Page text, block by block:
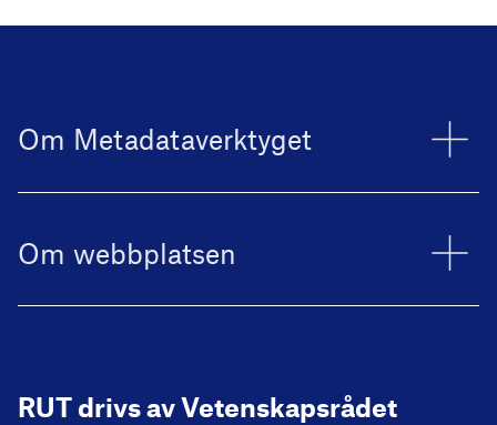
Om Metadataverktyget
Om webbplatsen
RUT drivs av Vetenskapsrådet